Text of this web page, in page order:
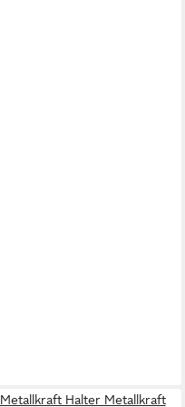
Metallkraft Halter Metallkraft